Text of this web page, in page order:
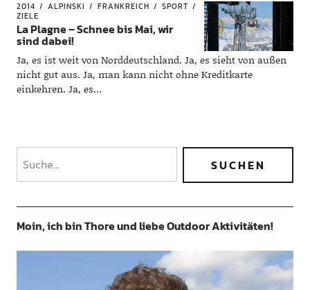
2014 ALPINSKI FRANKREICH
SPORT
ZIELE
La Plagne – Schnee bis Mai, wir
sind dabei!
Ja, es ist weit von Norddeutschland. Ja, es sieht von außen
nicht gut aus. Ja, man kann nicht ohne Kreditkarte
einkehren. Ja, es…
Moin, ich bin Thore und liebe Outdoor Aktivitäten!